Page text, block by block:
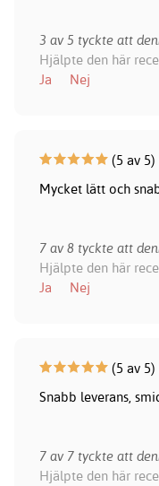
3 av 5 tyckte att
Hjälpte den här
Ja
Nej
(5 av 5)
Mycket lätt och
7 av 8 tyckte att
Hjälpte den här
Ja
Nej
(5 av 5)
Snabb leverans,
7 av 7 tyckte att
Hjälpte den här